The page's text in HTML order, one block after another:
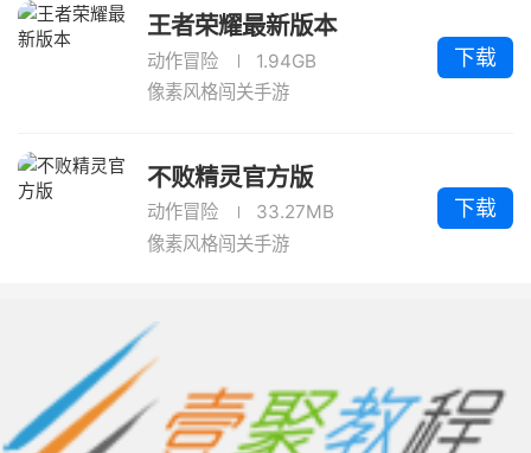
王者荣耀最新版本
动作冒险
1.94GB
像素风格闯关手游
下载
不败精灵官方版
动作冒险
33.27MB
像素风格闯关手游
下载